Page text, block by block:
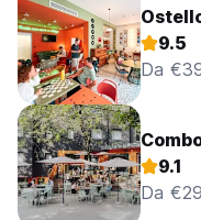
9.5
Da
9.1
Da